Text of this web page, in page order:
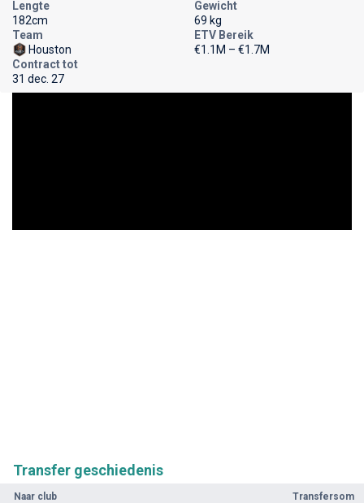
Transfer geschiedenis
Naar club Transfersom
Lengte
182cm
Gewicht
69 kg
Team
Houston
ETV Bereik
€1.1M – €1.7M
Contract tot
31 dec. 27